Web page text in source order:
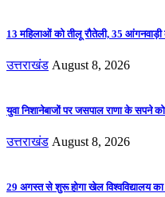
13 महिलाओं को तीलू रौतेली, 35 आंगनवाड़ी
उत्तराखंड August 8, 2026
युवा निशानेबाजों पर जसपाल राणा के सपने
उत्तराखंड August 8, 2026
29 अगस्त से शुरू होगा खेल विश्वविद्यालय